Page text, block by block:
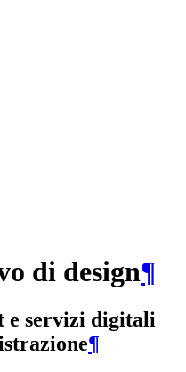
di design¶
e servizi digitali
¶